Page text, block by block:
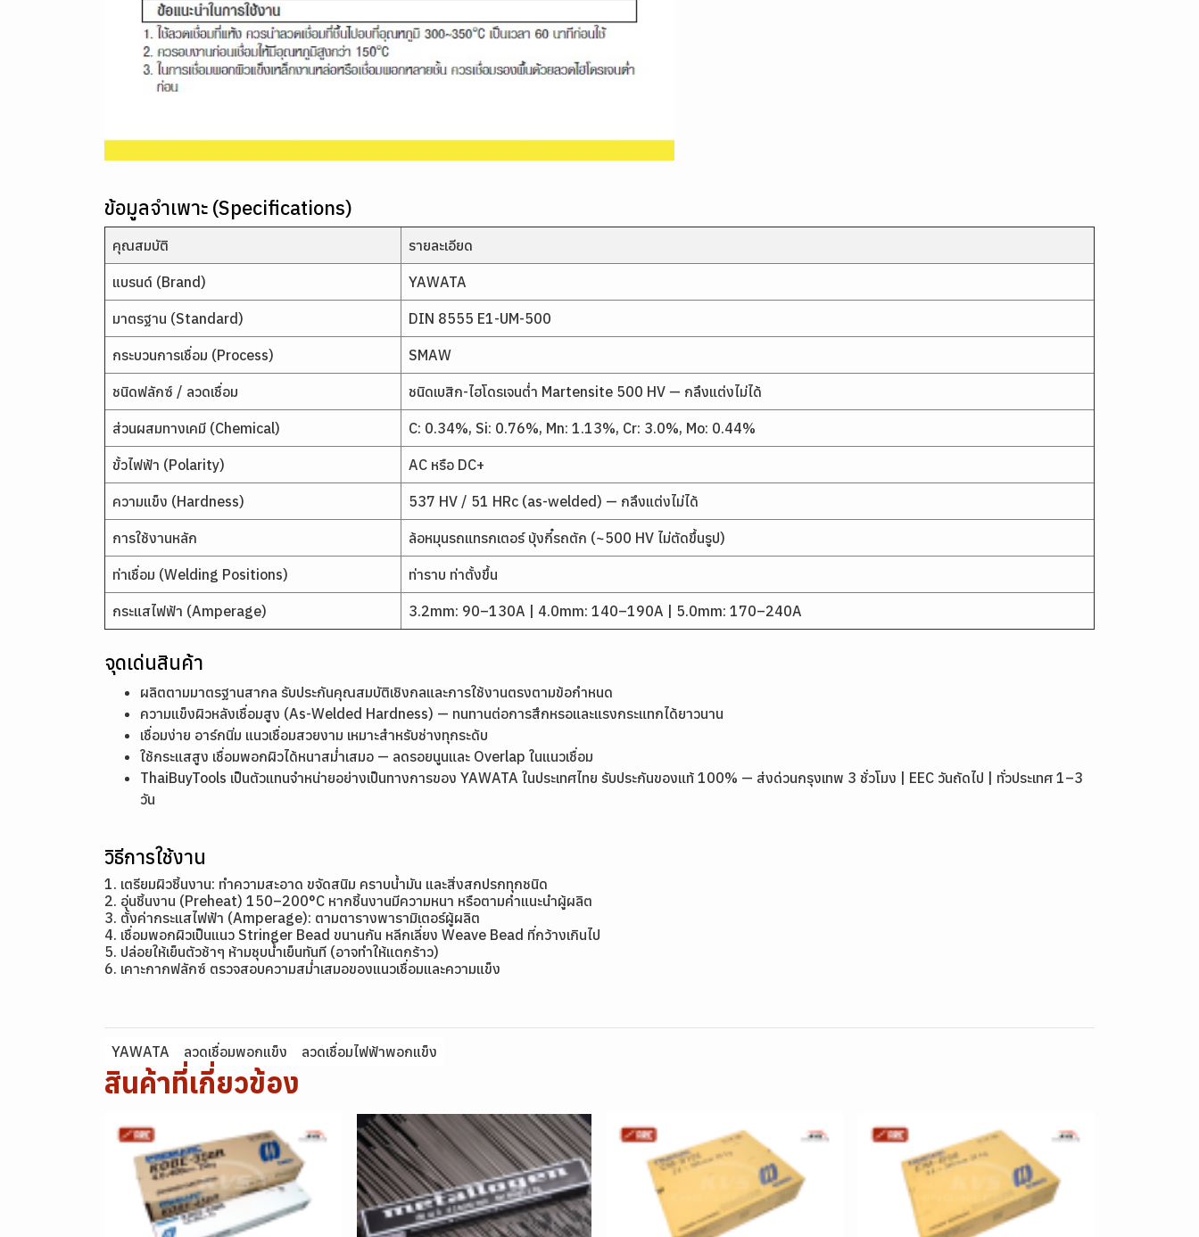
ข้อมูลจำเพาะ (Specifications)
คุณสมบัติ รายละเอียด
แบรนด์ (Brand) YAWATA
มาตรฐาน (Standard) DIN 8555 E1-UM-500
กระบวนการเชื่อม (Process) SMAW
ชนิดฟลักซ์ / ลวดเชื่อม ชนิดเบสิก-ไฮโดรเจนต่ำ Martensite 500 HV — กลึงแต่งไม่ได้
ส่วนผสมทางเคมี (Chemical) C: 0.34%, Si: 0.76%, Mn: 1.13%, Cr: 3.0%, Mo: 0.44%
ขั้วไฟฟ้า (Polarity) AC หรือ DC+
ความแข็ง (Hardness) 537 HV / 51 HRc (as-welded) — กลึงแต่งไม่ได้
การใช้งานหลัก ล้อหมุนรถแทรกเตอร์ บุ้งกี๋รถตัก (~500 HV ไม่ตัดขึ้นรูป)
ท่าเชื่อม (Welding Positions) ท่าราบ ท่าตั้งขึ้น
กระแสไฟฟ้า (Amperage) 3.2mm: 90–130A | 4.0mm: 140–190A | 5.0mm: 170–240A
จุดเด่นสินค้า
ผลิตตามมาตรฐานสากล รับประกันคุณสมบัติเชิงกลและการใช้งานตรงตามข้อกำหนด
ความแข็งผิวหลังเชื่อมสูง (As-Welded Hardness) — ทนทานต่อการสึกหรอและแรงกระแทกได้ยาวนาน
เชื่อมง่าย อาร์กนิ่ม แนวเชื่อมสวยงาม เหมาะสำหรับช่างทุกระดับ
ใช้กระแสสูง เชื่อมพอกผิวได้หนาสม่ำเสมอ — ลดรอยนูนและ Overlap ในแนวเชื่อม
ThaiBuyTools เป็นตัวแทนจำหน่ายอย่างเป็นทางการของ YAWATA ในประเทศไทย รับประกันของแท้ 100% — ส่งด่วนกรุงเทพ 3 ชั่วโมง | EEC วันถัดไป | ทั่วประเทศ 1–3
วัน
วิธีการใช้งาน
1. เตรียมผิวชิ้นงาน: ทำความสะอาด ขจัดสนิม คราบน้ำมัน และสิ่งสกปรกทุกชนิด
2. อุ่นชิ้นงาน (Preheat) 150–200°C หากชิ้นงานมีความหนา หรือตามคำแนะนำผู้ผลิต
3. ตั้งค่ากระแสไฟฟ้า (Amperage): ตามตารางพารามิเตอร์ผู้ผลิต
4. เชื่อมพอกผิวเป็นแนว Stringer Bead ขนานกัน หลีกเลี่ยง Weave Bead ที่กว้างเกินไป
5. ปล่อยให้เย็นตัวช้าๆ ห้ามชุบน้ำเย็นทันที (อาจทำให้แตกร้าว)
6. เคาะกากฟลักซ์ ตรวจสอบความสม่ำเสมอของแนวเชื่อมและความแข็ง
YAWATA ลวดเชื่อมพอกแข็ง ลวดเชื่อมไฟฟ้าพอกแข็ง
สินค้าที่เกี่ยวข้อง